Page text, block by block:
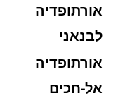
אורתופדיה
לבנאני
אורתופדיה
אל-חכים